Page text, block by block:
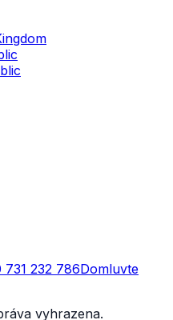
731 232 786Domluvte
vyhrazena.